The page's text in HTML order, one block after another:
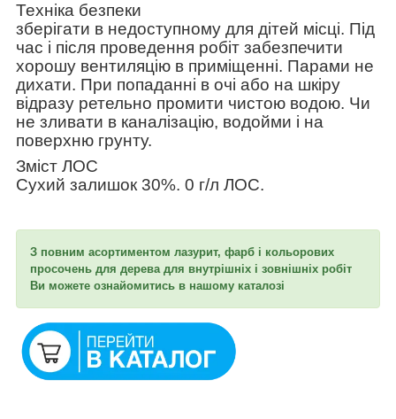
Техніка безпеки
зберігати в недоступному для дітей місці. Під
час і після проведення робіт забезпечити
хорошу вентиляцію в приміщенні. Парами не
дихати. При попаданні в очі або на шкіру
відразу ретельно промити чистою водою. Чи
не зливати в каналізацію, водойми і на
поверхню грунту.
Зміст ЛОС
Сухий залишок 30%. 0 г/л ЛОС.
З повним асортиментом лазурит, фарб і кольорових
просочень для дерева для внутрішніх і зовнішніх робіт
Ви можете ознайомитись в нашому каталозі